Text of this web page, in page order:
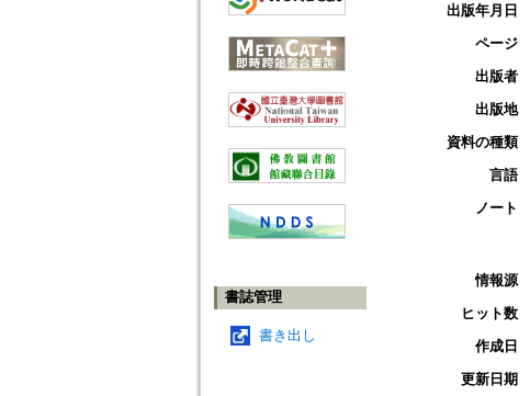
書誌管理
書き出し
出版年月日
ページ
出版者
出版地
資料の種類
言語
ノート
情報源
ヒット数
作成日
更新日期